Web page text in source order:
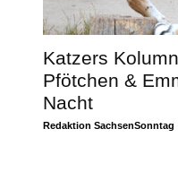
Katzers
Pfötchen &
Nacht
Redaktion SachsenSonntag